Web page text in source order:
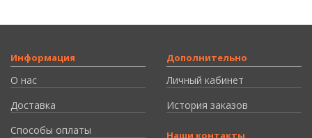
Информация
О нас
Доставка
Способы оплаты
Дополнительно
Личный кабинет
История заказов
Наши контакты